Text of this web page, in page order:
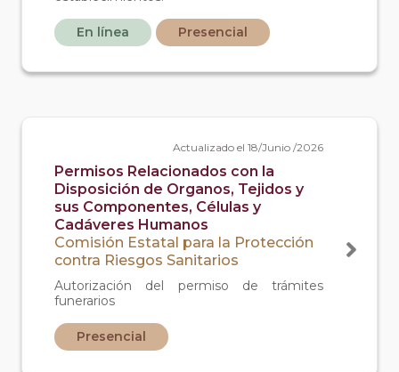
En línea Presencial
Actualizado el 18/Junio /2026
Permisos Relacionados con la
Disposición de Organos, Tejidos y
sus Componentes, Células y
Cadáveres Humanos
Comisión Estatal para la Protección
contra Riesgos Sanitarios
Autorización del permiso de trámites
funerarios
Presencial